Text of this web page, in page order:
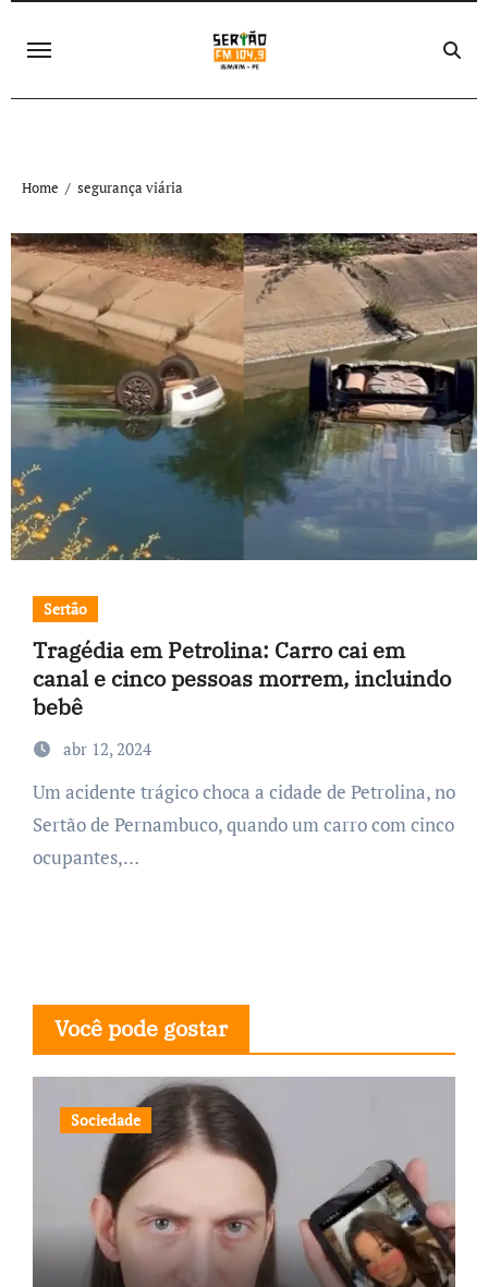
Home segurança viária
Sertão
Tragédia em Petrolina: Carro cai em
canal e cinco pessoas morrem, incluindo
bebê
abr 12, 2024
Um acidente trágico choca a cidade de Petrolina, no
Sertão de Pernambuco, quando um carro com cinco
ocupantes,…
Você pode gostar
Sociedade